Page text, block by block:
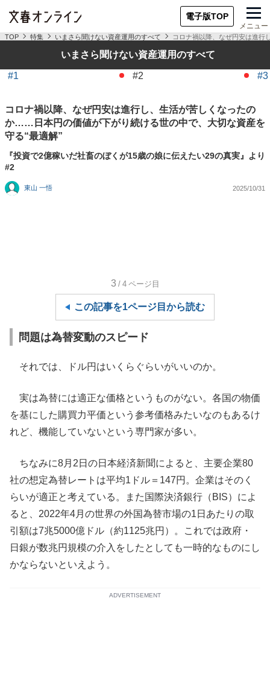
電子版TOP
メニュー
TOP 特集 いまさら聞けない資産運用のすべて コロナ禍以降、なぜ円安は進
いまさら聞けない資産運用のすべて
#1 #2 #3
コロナ禍以降、なぜ円安は進行し、生活が苦しくなったの
か……日本円の価値が下がり続ける世の中で、大切な資産を
守る“最適解”
『投資で2億稼いだ社畜のぼくが15歳の娘に伝えたい29の真実』より
#2
東山 一悟 2025/10/31
3 /4 ページ目
この記事を1ページ目から読む
問題は為替変動のスピード
それでは、ドル円はいくらぐらいがいいのか。
実は為替には適正な価格というものがない。各国の物価
を基にした購買力平価という参考価格みたいなのもあるけ
れど、機能していないという専門家が多い。
ちなみに8月2日の日本経済新聞によると、主要企業80
社の想定為替レートは平均1ドル＝147円。企業はそのく
らいが適正と考えている。また国際決済銀行（BIS）によ
ると、2022年4月の世界の外国為替市場の1日あたりの取
引額は7兆5000億ドル（約1125兆円）。これでは政府・
日銀が数兆円規模の介入をしたとしても一時的なものにし
かならないといえよう。
ADVERTISEMENT